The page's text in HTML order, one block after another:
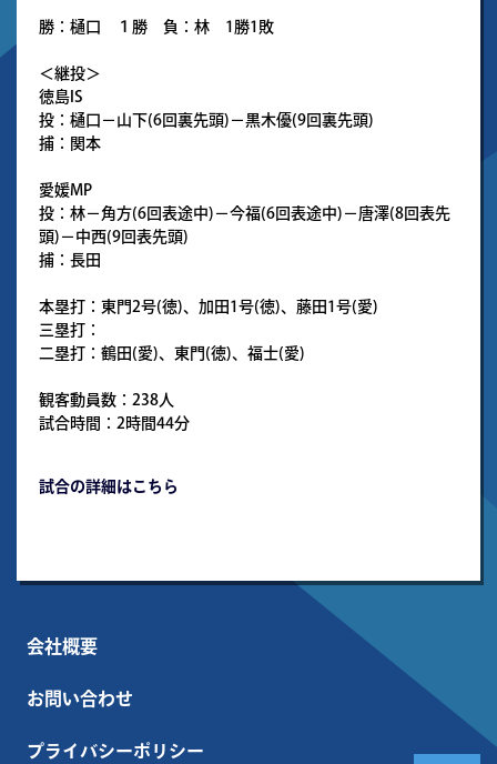
勝：樋口 １勝 負：林 1勝1敗
＜継投＞
徳島IS
投：樋口－山下(6回裏先頭)－黒木優(9回裏先頭)
捕：関本
愛媛MP
投：林－角方(6回表途中)－今福(6回表途中)－唐澤(8回表先
頭)－中西(9回表先頭)
捕：長田
本塁打：東門2号(徳)、加田1号(徳)、藤田1号(愛)
三塁打：
二塁打：鶴田(愛)、東門(徳)、福士(愛)
観客動員数：238人
試合時間：2時間44分
試合の詳細はこちら
会社概要
お問い合わせ
プライバシーポリシー